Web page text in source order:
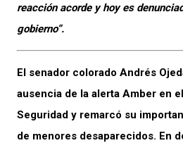
reacción acorde y hoy es
gobierno”.
El senador colorado Andrés
ausencia de la alerta Amber en
Seguridad y remarcó su
de menores desaparecidos. En